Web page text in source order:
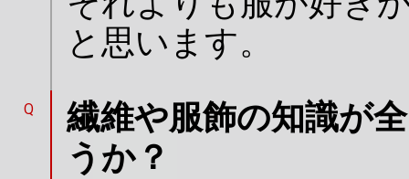
と思います。
Q
繊維や服飾の知識が
うか？